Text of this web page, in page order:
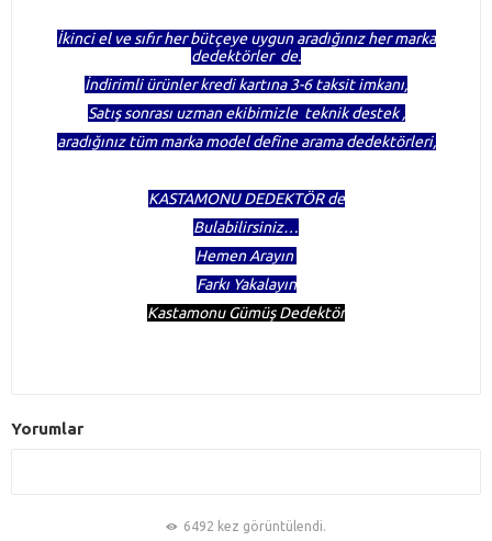
İkinci el ve sıfır her bütçeye uygun aradığınız her marka
dedektörler de.
İndirimli ürünler kredi kartına 3-6 taksit imkanı,
Satış sonrası uzman ekibimizle teknik destek ,
aradığınız tüm marka model define arama dedektörleri,
KASTAMONU DEDEKTÖR de
Bulabilirsiniz…
Hemen Arayın
Farkı Yakalayın
Kastamonu Gümüş Dedektör
Yorumlar
6492 kez görüntülendi.